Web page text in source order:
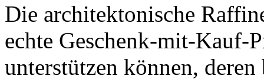
Die architektonische
echte Geschenk-mit-Kauf-
unterstützen können, deren